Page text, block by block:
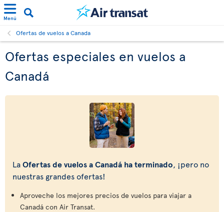
Menú
Ofertas de vuelos a Canada
Ofertas especiales en vuelos a
Canadá
LaOfertas de vuelos a Canadá ha terminado, ¡pero no
nuestras grandes ofertas!
Aproveche los mejores precios de vuelos para viajar a
Canadá con Air Transat.